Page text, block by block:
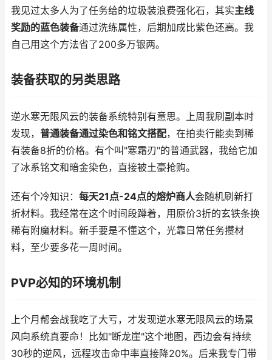
我见过太多人为了任务给的垃圾装浪费强化石，其实主线
奖励的蓝色装备通过洗练属性，后期加成比紫色还高。我
自己用这个方法省了200多万银两。
装备获取的另类思路
逆水寒无限风云的装备系统特别有意思。上周我刷副本时
发现， 普通装备通过染色和铭文搭配，在拍卖行能卖到稀
有装备8折的价格。有个叫"寒霜刃"的普通武器，我给它加
了冰系铭文和暗金染色，直接被土豪抢购。
还有个冷知识： 每天21点-24点的熔炉商人会随机刷新打
折材料。我经常在这个时间段蹲着，用原价3折的玄铁条换
稀有附魔材料。新手要是不懂这个，光靠日常任务攒材
料，至少要多花一周时间。
PVP必知的环境机制
上个月帮会战我吃了大亏，才发现逆水寒无限风云的场景
风向系统真要命！比如"断龙崖"这个地图，西边会有持续
30秒的逆风，远程攻击命中率直接降20%。后来我专门带